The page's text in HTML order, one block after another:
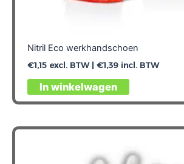
Nitril Eco werkhandschoen
€1,15excl. BTW | €1,39incl. BTW
In winkelwagen
Dit
product
meerdere
Deze